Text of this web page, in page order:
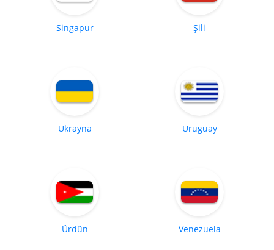
Singapur Şili
Ukrayna Uruguay
Ürdün Venezuela